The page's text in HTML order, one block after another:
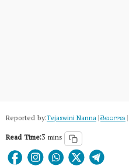
Reported by:Tejaswini Nanna|తెలంగాణ‌|
Read Time:3 mins